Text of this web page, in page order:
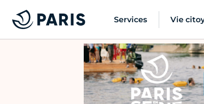
Services Vie